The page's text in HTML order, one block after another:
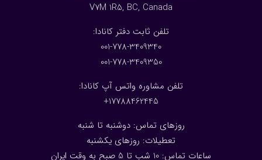
V7M 1R5, BC, Canada
:تلفن ثابت دفتر کانادا
001-778-3409340
001-778-3409350
تلفن مشاوره واتس آپ کانادا:
17788462445+
روزهای تماس: دوشنبه تا شنبه
تعطیلات: روزهای یکشنبه
ساعات تماس: 10 شب تا 5 صبح به وقت ایران